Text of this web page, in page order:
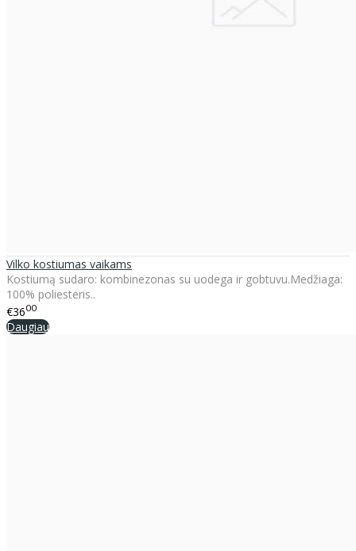
Vilko kostiumas vaikams
Kostiumą sudaro: kombinezonas su uodega ir gobtuvu.Medžiaga:
100% poliesteris..
€3600
Daugiau